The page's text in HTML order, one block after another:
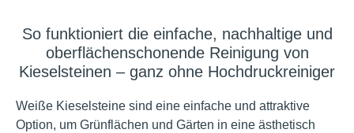
So funktioniert die einfache, nachhaltige und
oberflächenschonende Reinigung von
Kieselsteinen – ganz ohne Hochdruckreiniger
Weiße Kieselsteine sind eine einfache und attraktive
Option, um Grünflächen und Gärten in eine ästhetisch